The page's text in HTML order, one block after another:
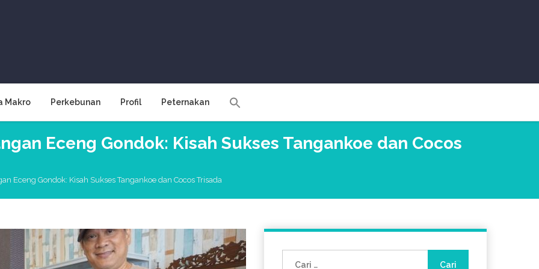
Makro Perkebunan Profil Peternakan
Eceng Gondok: Kisah Sukses Tangankoe dan Cocos
Eceng Gondok: Kisah Sukses Tangankoe dan Cocos Trisada